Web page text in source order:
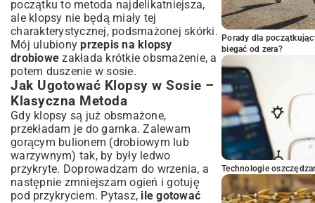
początku to metoda najdelikatniejsza,
ale klopsy nie będą miały tej
charakterystycznej, podsmażonej skórki.
Mój ulubionyprzepis na klopsy
drobiowe zakłada krótkie obsmażenie, a
potem duszenie w sosie.
Jak Ugotować Klopsy w Sosie –
Klasyczna Metoda
Gdy klopsy są już obsmażone,
przekładam je do garnka. Zalewam
gorącym bulionem (drobiowym lub
warzywnym) tak, by były ledwo
przykryte. Doprowadzam do wrzenia, a
następnie zmniejszam ogień i gotuję
pod przykryciem. Pytasz, ile gotować
Porady dla
biegać od zera?
Technologie